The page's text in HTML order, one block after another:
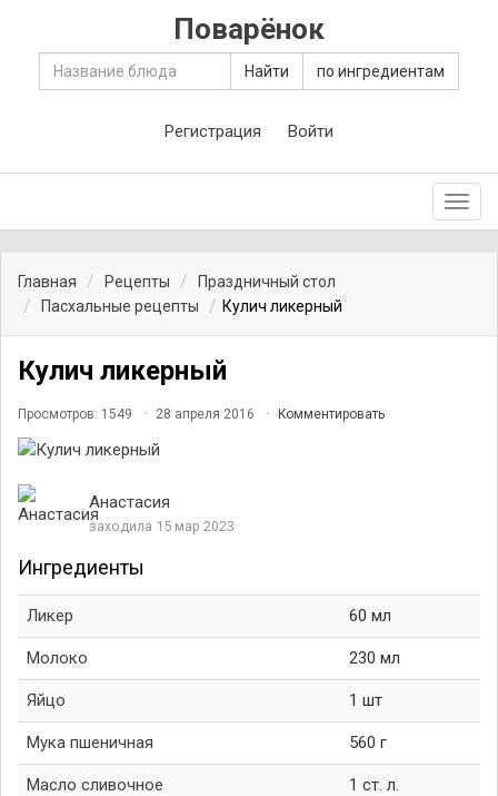
Поварёнок
Найти по ингредиентам
Регистрация Войти
Главная Рецепты
Праздничный стол
Пасхальные рецепты
Кулич ликерный
Кулич ликерный
Просмотров: 1549 28 апреля 2016 Комментировать
Анастасия
заходила 15 мар 2023
Ингредиенты
Ликер 60 мл
Молоко 230 мл
Яйцо 1 шт
Мука пшеничная 560 г
Масло сливочное 1 ст. л.